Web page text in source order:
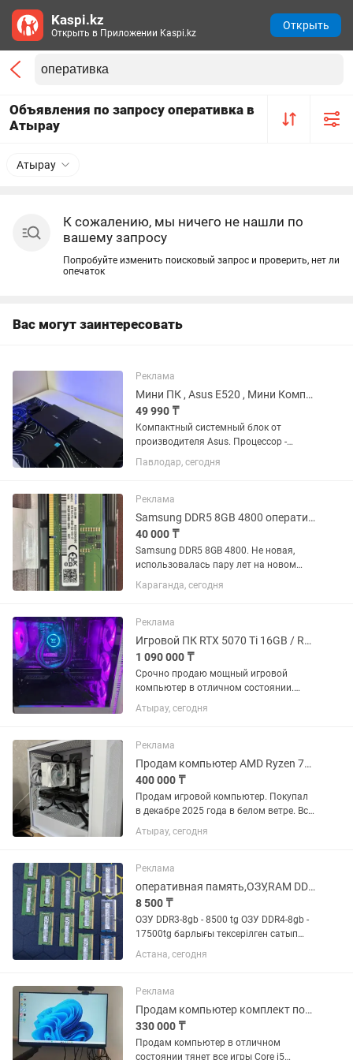
Объявления по запросу оперативка в
Атырау
Атырау
К сожалению, мы ничего не нашли по
вашему запросу
Попробуйте изменить поисковый запрос и проверить, нет ли
опечаток
Вас могут заинтересовать
Реклама
Мини ПК , Asus E520 , Мини Компьютер 16Gb , Ssd , Mini PC Mini ПК
49 990 ₸
Компактный системный блок от
производителя Asus. Процессор -
G4400T Видеокарта - HD Graphics 510
Оперативная память - 16Gb DDR4 Диск
Pentium Silver N6005 4 ядра...
Павлодар, сегодня
Реклама
Samsung DDR5 8GB 4800 оперативка
40 000 ₸
Samsung DDR5 8GB 4800. Не новая,
использовалась пару лет на новом
ноутбуке. Продаю в связи с апгрейдом.
Писать сюда или в .
Караганда, сегодня
Реклама
Игровой ПК RTX 5070 Ti 16GB / Ryzen 7 5700X3D / 64GB / NVMe / Водянка,Wi-Fi
1 090 000 ₸
Срочно продаю мощный игровой
компьютер в отличном состоянии.
Компьютер собирался для себя из
качественных комплектующих,
никаких вложений. Характеристики:
Процессор...
Атырау, сегодня
Реклама
Продам компьютер AMD Ryzen 7600x 3060ti
400 000 ₸
Продам игровой компьютер. Покупал
в декабре 2025 года в белом ветре. Все
чеки имеются, и коробки от каждого
компонента. В кс на высоких 200-250
Характеристики: - Видеокарта...
Атырау, сегодня
Реклама
оперативная память,ОЗУ,RAM DDR3, DDR4, DDR5
8 500 ₸
ОЗУ DDR3-8gb - 8500 tg ОЗУ DDR4-8gb -
17500tg барлығы тексерілген сатып
алғандарға ноутбукқа салып беру тегін
Астана, сегодня
Реклама
Продам компьютер комплект полный
330 000 ₸
Продам компьютер в отличном
состоянии тянет все игры Core i5
Kaspi.kz
Открыть в Приложении Kaspi.kz
Открыть